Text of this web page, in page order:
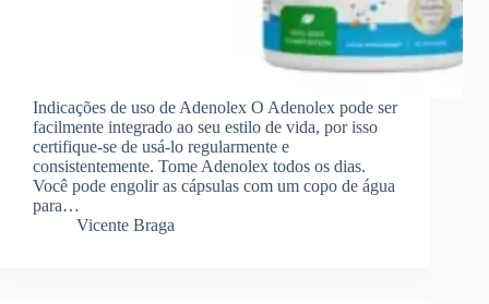
Indicações de uso de Adenolex O Adenolex pode ser
facilmente integrado ao seu estilo de vida, por isso
certifique-se de usá-lo regularmente e
consistentemente. Tome Adenolex todos os dias.
Você pode engolir as cápsulas com um copo de água
para…
Vicente Braga